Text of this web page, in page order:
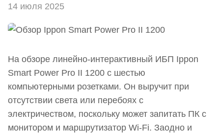
14 июля 2025
На обзоре линейно-интерактивный ИБП Ippon
Smart Power Pro II 1200 с шестью
компьютерными розетками. Он выручит при
отсутствии света или перебоях с
электричеством, поскольку может запитать ПК с
монитором и маршрутизатор Wi-Fi. Заодно и